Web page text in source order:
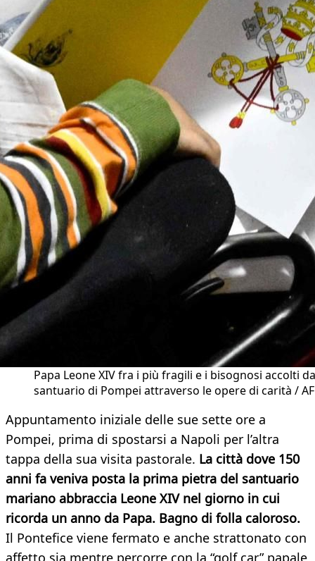
Papa Leone XIV fra i più fragili e i bisognosi accolti
santuario di Pompei attraverso le opere di carità /
Appuntamento iniziale delle sue sette ore a
Pompei, prima di spostarsi a Napoli per l’altra
tappa della sua visita pastorale. La città dove 150
anni fa veniva posta la prima pietra del santuario
mariano abbraccia Leone XIV nel giorno in cui
ricorda un anno da Papa. Bagno di folla caloroso.
Il Pontefice viene fermato e anche strattonato con
affetto sia mentre percorre con la “golf car” papale